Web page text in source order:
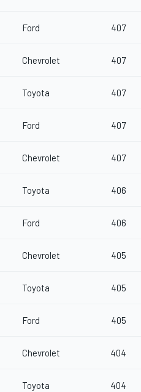
Ford 407
Chevrolet 407
Toyota 407
Ford 407
Chevrolet 407
Toyota 406
Ford 406
Chevrolet 405
Toyota 405
Ford 405
Chevrolet 404
Toyota 404